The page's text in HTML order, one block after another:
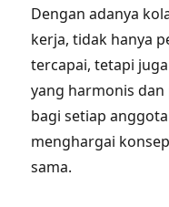
Dengan adanya
kerja, tidak hanya
tercapai, tetapi
yang harmonis
bagi setiap
menghargai
sama.